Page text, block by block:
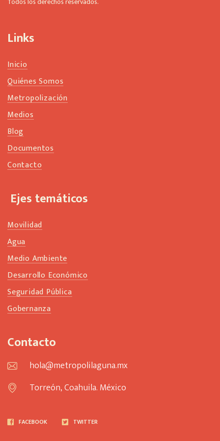
k
Links
Inicio
Quiénes Somos
Metropolización
Medios
Blog
Documentos
Contacto
Ejes temáticos
Movilidad
Agua
Medio Ambiente
Desarrollo Económico
Seguridad Pública
Gobernanza
Contacto
hola@metropolilaguna.mx
Torreón, Coahuila. México
FACEBOOK TWITTER